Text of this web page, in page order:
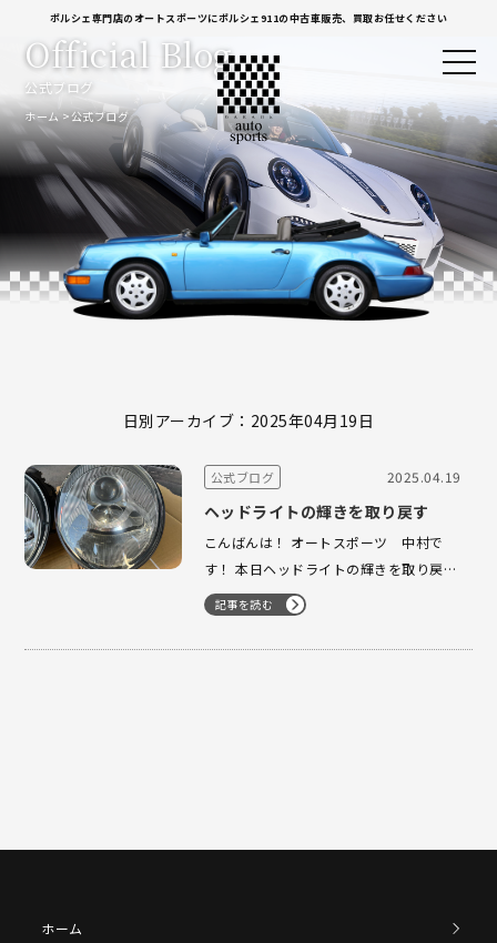
ポルシェ専門店のオートスポーツにポルシェ911の中古車販売、買取お任せください
公式ブログ
Official Blog
ホーム 公式ブログ
日別アーカイブ：2025年04月19日
公式ブログ 2025.04.19
ヘッドライトの輝きを取り戻す
こんばんは！ オートスポーツ 中村で
す！ 本日ヘッドライトの輝きを取り戻す
ですが、 先日993のヘッドライトを綺麗
にしてみました。 所要時間10分？ 程の
作業になりますがかなり変化します。 ま
記事を読む
ホーム